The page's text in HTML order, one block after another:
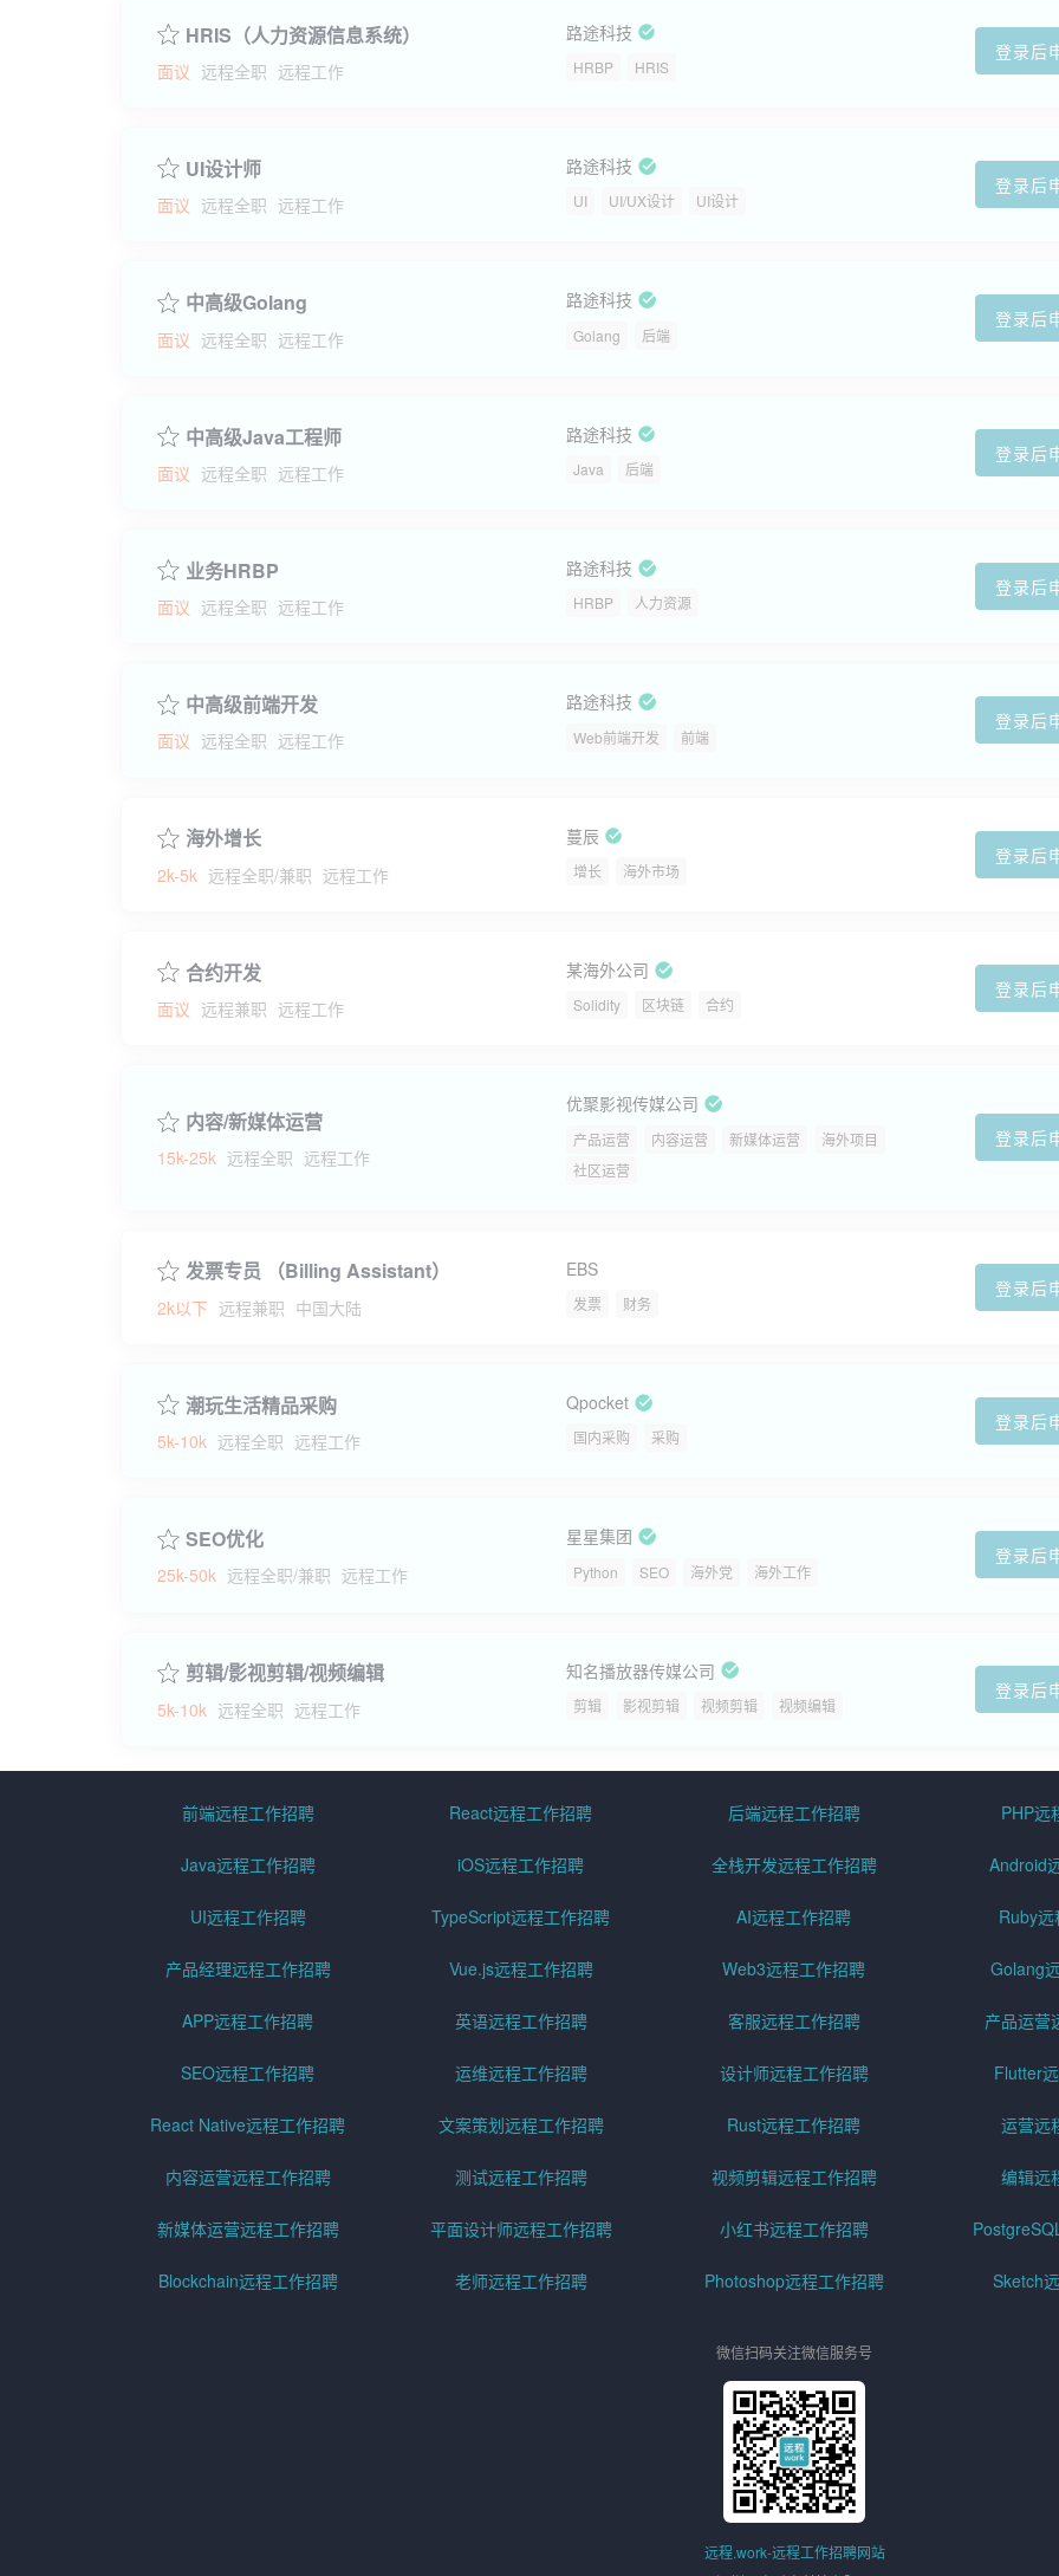
HRIS（人力资源信息系统）
面议 远程全职 远程工作
路途科技
HRBP HRIS
登录后
UI设计师
面议 远程全职 远程工作
路途科技
UI UI/UX设计 UI设计
登录后
中高级Golang
面议 远程全职 远程工作
路途科技
Golang 后端
登录后
中高级Java工程师
面议 远程全职 远程工作
路途科技
Java 后端
登录后
业务HRBP
面议 远程全职 远程工作
路途科技
HRBP 人力资源
登录后
中高级前端开发
面议 远程全职 远程工作
路途科技
Web前端开发 前端
登录后
海外增长
2k-5k 远程全职/兼职 远程工作
蔓辰
增长 海外市场
登录后
合约开发
面议 远程兼职 远程工作
某海外公司
Solidity 区块链 合约
登录后
内容/新媒体运营
15k-25k 远程全职 远程工作
优聚影视传媒公司
产品运营 内容运营 新媒体运营
海外项目
社区运营
登录后
发票专员 （Billing Assistant）
2k以下 远程兼职 中国大陆
EBS
发票 财务
登录后
潮玩生活精品采购
5k-10k 远程全职 远程工作
Qpocket
国内采购 采购
登录后
SEO优化
25k-50k 远程全职/兼职 远程工作
星星集团
Python SEO 海外党 海外工作
登录后
剪辑/影视剪辑/视频编辑
5k-10k 远程全职 远程工作
知名播放器传媒公司
剪辑 影视剪辑 视频剪辑 视频编辑
登录后
前端远程工作招聘 React远程工作招聘 后端远程工作招聘 PHP远
Java远程工作招聘 iOS远程工作招聘 全栈开发远程工作招聘 Android
UI远程工作招聘 TypeScript远程工作招聘 AI远程工作招聘 Ruby
产品经理远程工作招聘 Vue.js远程工作招聘 Web3远程工作招聘 Golang
APP远程工作招聘 英语远程工作招聘 客服远程工作招聘 产品运营
SEO远程工作招聘 运维远程工作招聘 设计师远程工作招聘 Flutter
React Native远程工作招聘 文案策划远程工作招聘 Rust远程工作招聘 运营远
内容运营远程工作招聘 测试远程工作招聘 视频剪辑远程工作招聘 编辑远
新媒体运营远程工作招聘 平面设计师远程工作招聘 小红书远程工作招聘
Blockchain远程工作招聘 老师远程工作招聘 Photoshop远程工作招聘 Sketch
微信扫码关注微信服务号
远程.work-远程工作招聘网站